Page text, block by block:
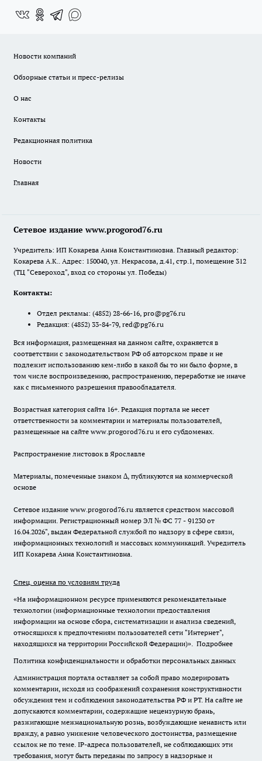
Новости компаний
Обзорные статьи и пресс-релизы
О нас
Контакты
Редакционная политика
Новости
Главная
Сетевое издание www.progorod76.ru
Учредитель: ИП Кокарева Анна Константиновна. Главный редактор:
Кокарева А.К.. Адрес: 150040, ул. Некрасова, д.41, стр.1, помещение 312
(ТЦ "Североход", вход со стороны ул. Победы)
Контакты:
Отдел рекламы: (4852) 28-66-16, pro@pg76.ru
Редакция: (4852) 33-84-79, red@pg76.ru
Вся информация, размещенная на данном сайте, охраняется в
соответствии с законодательством РФ об авторском праве и не
подлежит использованию кем-либо в какой бы то ни было форме, в
том числе воспроизведению, распространению, переработке не иначе
как с письменного разрешения правообладателя.
Возрастная категория сайта 16+. Редакция портала не несет
ответственности за комментарии и материалы пользователей,
размещенные на сайте www.progorod76.ru и его субдоменах.
Распространение листовок в Ярославле
Материалы, помеченные знаком ∆, публикуются на коммерческой
основе
Сетевое издание www.progorod76.ru является средством массовой
информации. Регистрационный номер ЭЛ № ФС 77 - 91230 от
16.04.2026", выдан Федеральной службой по надзору в сфере связи,
информационных технологий и массовых коммуникаций. Учредитель
ИП Кокарева Анна Константиновна.
Спец. оценка по условиям труда
«На информационном ресурсе применяются рекомендательные
технологии (информационные технологии предоставления
информации на основе сбора, систематизации и анализа сведений,
относящихся к предпочтениям пользователей сети "Интернет",
находящихся на территории Российской Федерации)». Подробнее
Политика конфиденциальности и обработки персональных данных
Администрация портала оставляет за собой право модерировать
комментарии, исходя из соображений сохранения конструктивности
обсуждения тем и соблюдения законодательства РФ и РТ. На сайте не
допускаются комментарии, содержащие нецензурную брань,
разжигающие межнациональную рознь, возбуждающие ненависть или
вражду, а равно унижение человеческого достоинства, размещение
ссылок не по теме. IP-адреса пользователей, не соблюдающих эти
требования, могут быть переданы по запросу в надзорные и